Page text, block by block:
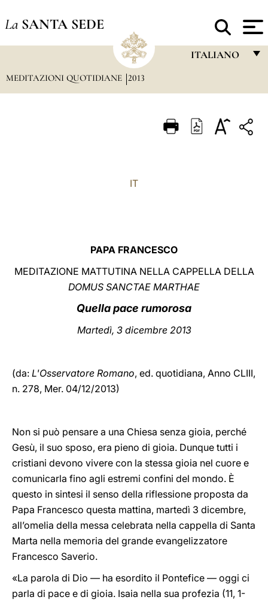
La SANTA SEDE
ITALIANO
ITALIANO
中文
LATINE
MEDITAZIONI QUOTIDIANE 2013
IT
PAPA FRANCESCO
MEDITAZIONE MATTUTINA NELLA CAPPELLA DELLA
DOMUS SANCTAE MARTHAE
Quella pace rumorosa
Martedì, 3 dicembre 2013
(da: L'Osservatore Romano, ed. quotidiana, Anno CLIII,
n. 278, Mer. 04/12/2013)
Non si può pensare a una Chiesa senza gioia, perché
Gesù, il suo sposo, era pieno di gioia. Dunque tutti i
cristiani devono vivere con la stessa gioia nel cuore e
comunicarla fino agli estremi confini del mondo. È
questo in sintesi il senso della riflessione proposta da
Papa Francesco questa mattina, martedì 3 dicembre,
all’omelia della messa celebrata nella cappella di Santa
Marta nella memoria del grande evangelizzatore
Francesco Saverio.
«La parola di Dio — ha esordito il Pontefice — oggi ci
parla di pace e di gioia. Isaia nella sua profezia (11, 1-